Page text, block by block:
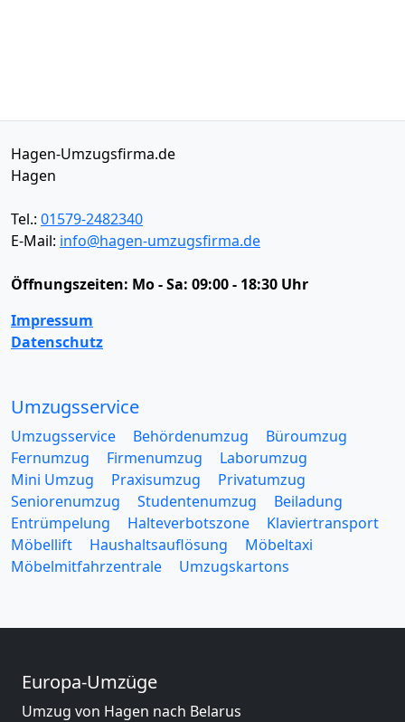
Hagen-Umzugsfirma.de
Hagen
Tel.: 01579-2482340
E-Mail: info@hagen-umzugsfirma.de
Öffnungszeiten: Mo - Sa: 09:00 - 18:30 Uhr
Impressum
Datenschutz
Umzugsservice
Umzugsservice Behördenumzug
Büroumzug
Fernumzug
Firmenumzug
Laborumzug
Mini Umzug
Praxisumzug
Privatumzug
Seniorenumzug
Studentenumzug
Beiladung
Entrümpelung
Halteverbotszone
Klaviertransport
Möbellift
Haushaltsauflösung
Möbeltaxi
Möbelmitfahrzentrale
Umzugskartons
Europa-Umzüge
Umzug von Hagen nach Belarus